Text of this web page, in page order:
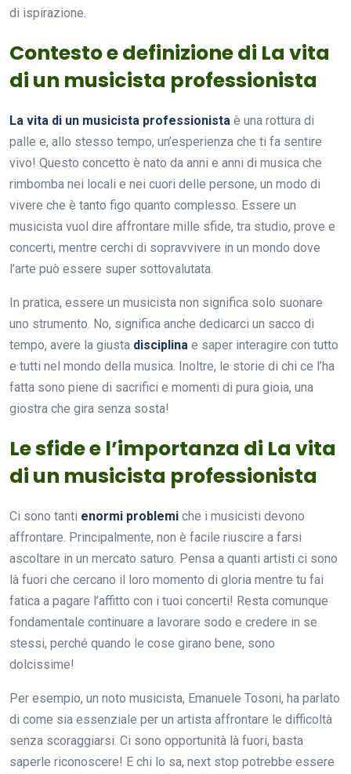
di ispirazione.
Contesto e definizione di La vita
di un musicista professionista
La vita di un musicista professionista è una rottura di
palle e, allo stesso tempo, un’esperienza che ti fa sentire
vivo! Questo concetto è nato da anni e anni di musica che
rimbomba nei locali e nei cuori delle persone, un modo di
vivere che è tanto figo quanto complesso. Essere un
musicista vuol dire affrontare mille sfide, tra studio, prove e
concerti, mentre cerchi di sopravvivere in un mondo dove
l’arte può essere super sottovalutata.
In pratica, essere un musicista non significa solo suonare
uno strumento. No, significa anche dedicarci un sacco di
tempo, avere la giusta disciplina e saper interagire con tutto
e tutti nel mondo della musica. Inoltre, le storie di chi ce l’ha
fatta sono piene di sacrifici e momenti di pura gioia, una
giostra che gira senza sosta!
Le sfide e l’importanza di La vita
di un musicista professionista
Ci sono tanti enormi problemi che i musicisti devono
affrontare. Principalmente, non è facile riuscire a farsi
ascoltare in un mercato saturo. Pensa a quanti artisti ci sono
là fuori che cercano il loro momento di gloria mentre tu fai
fatica a pagare l’affitto con i tuoi concerti! Resta comunque
fondamentale continuare a lavorare sodo e credere in se
stessi, perché quando le cose girano bene, sono
dolcissime!
Per esempio, un noto musicista, Emanuele Tosoni, ha parlato
di come sia essenziale per un artista affrontare le difficoltà
senza scoraggiarsi. Ci sono opportunità là fuori, basta
saperle riconoscere! E chi lo sa, next stop potrebbe essere